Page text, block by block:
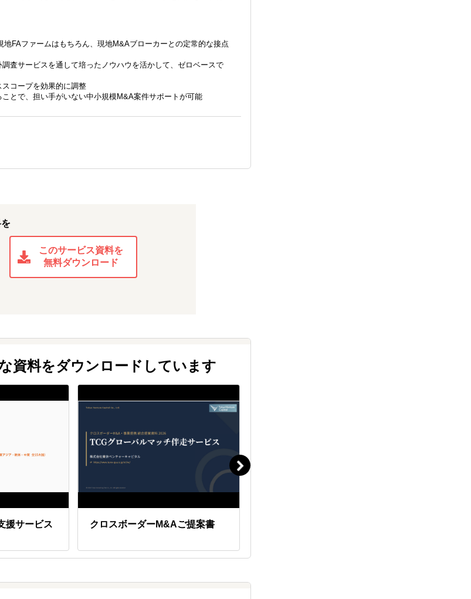
FAファームはもちろん、現地M&Aブローカーとの定常的な接点
査サービスを通して培ったノウハウを活かして、ゼロベースで
スコープを効果的に調整
とで、担い手がいない中小規模M&A案件サポートが可能
このサービス資料を
無料ダウンロード
資料をダウンロードしています
援サービス
クロスボーダーM&Aご提案書